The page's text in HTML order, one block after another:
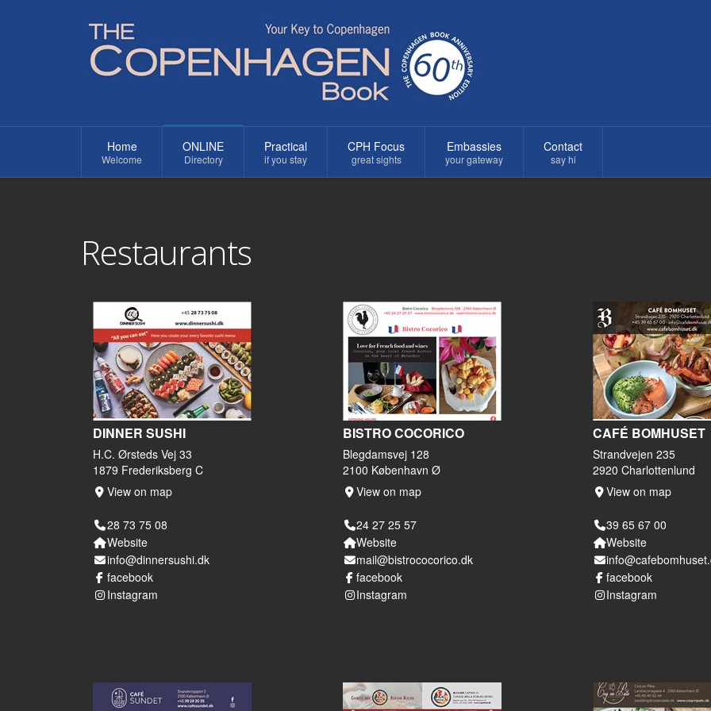
Home
Welcome
ONLINE
Directory
Practical
if you stay
CPH Focus
great sights
Embassies
your gateway
Contact
say hi
Restaurants
DINNER SUSHI
H.C. Ørsteds Vej 33
1879 Frederiksberg C
View on map
28 73 75 08
Website
info@dinnersushi.dk
facebook
Instagram
BISTRO COCORICO
Blegdamsvej 128
2100 København Ø
View on map
24 27 25 57
Website
mail@bistrococorico.dk
facebook
Instagram
CAFÉ BOMHUSET
Strandvejen 235
2920 Charlottenlund
View on map
39 65 67 00
Website
facebook
Instagram